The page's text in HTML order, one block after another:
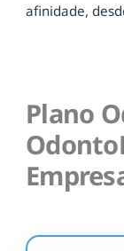
afinidade,
Plano